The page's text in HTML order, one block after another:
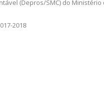
(Depros/SMC) do Ministério
2018